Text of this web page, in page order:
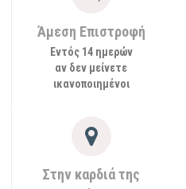
Άμεση Επιστροφή
Εντός 14 ημερών
αν δεν μείνετε
ικανοποιημένοι
Στην καρδιά της